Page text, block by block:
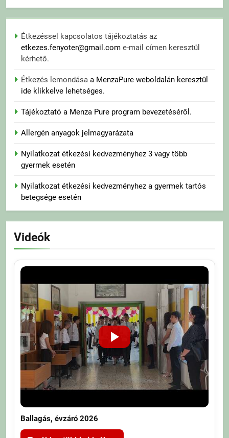
Étkezéssel kapcsolatos tájékoztatás az
etkezes.fenyoter@gmail.com e-mail címen keresztül
kérhető.
Étkezés lemondása a MenzaPure weboldalán keresztül
ide klikkelve lehetséges.
Tájékoztató a Menza Pure program bevezetéséről.
Allergén anyagok jelmagyarázata
Nyilatkozat étkezési kedvezményhez 3 vagy több
gyermek esetén
Nyilatkozat étkezési kedvezményhez a gyermek tartós
betegsége esetén
Videók
Ballagás, évzáró 2026